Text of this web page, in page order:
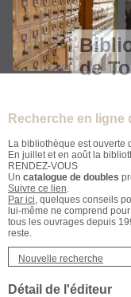
de
Recherche en ligne
La bibliothèque est ouverte
En juillet et en août la
RENDEZ-VOUS
Un catalogue de doubles
Suivre ce lien.
Par ici, quelques conseils
lui-même ne comprend
tous les ouvrages depuis
reste.
Nouvelle recherche
Détail de l'éditeur